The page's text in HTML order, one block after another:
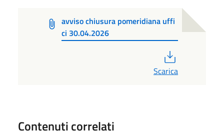
avviso chiusura pomeridiana uffi
ci 30.04.2026
Scarica
Contenuti correlati